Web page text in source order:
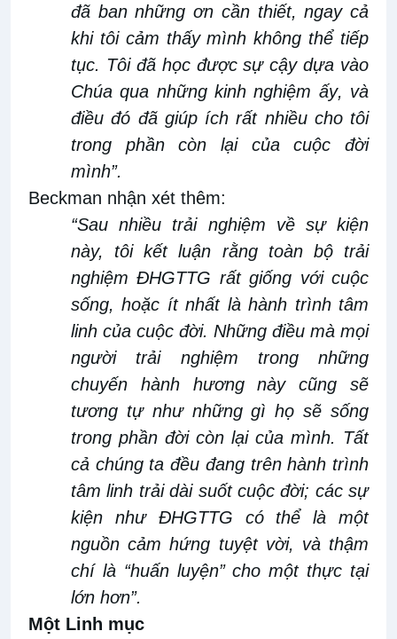
đã ban những ơn cần thiết, ngay cả
khi tôi cảm thấy mình không thể tiếp
tục. Tôi đã học được sự cậydựa vào
Chúa qua những kinh nghiệm ấy, và
điều đó đã giúp ích rất nhiều cho tôi
trong phần còn lại của cuộc đời
mình”.
Beckman nhận xét thêm:
“Sau nhiều trải nghiệm về sự kiện
này, tôi kết luận rằng toàn bộ trải
nghiệm ĐHGTTG rất giống với cuộc
sống, hoặc ít nhất là hành trình tâm
linh của cuộc đời. Những điều mà mọi
người trải nghiệm trong những
chuyến hành hương này cũng sẽ
tương tự như những gì họ sẽ sống
trong phần đời còn lại của mình. Tất
cả chúng ta đều đang trên hành trình
tâm linh trảidàisuốt cuộc đời; các sự
kiện như ĐHGTTG có thể là một
nguồn cảm hứng tuyệt vời, và thậm
chí là “huấn luyện”cho một thực tại
lớn hơn”.
Một Linh mục